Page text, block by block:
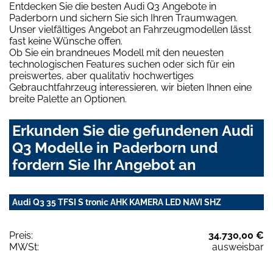
Entdecken Sie die besten Audi Q3 Angebote in
Paderborn und sichern Sie sich Ihren Traumwagen.
Unser vielfältiges Angebot an Fahrzeugmodellen lässt
fast keine Wünsche offen.
Ob Sie ein brandneues Modell mit den neuesten
technologischen Features suchen oder sich für ein
preiswertes, aber qualitativ hochwertiges
Gebrauchtfahrzeug interessieren, wir bieten Ihnen eine
breite Palette an Optionen.
Erkunden Sie die gefundenen Audi
Q3 Modelle in Paderborn und
fordern Sie Ihr Angebot an
Audi Q3 35 TFSI S tronic AHK KAMERA LED NAVI SHZ
Preis:
34.730,00 €
MWSt:
ausweisbar